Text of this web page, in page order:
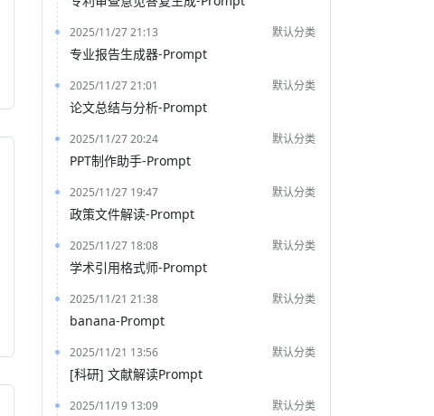
2025/11/27 21:13 默认分类
专业报告生成器-Prompt
2025/11/27 21:01 默认分类
论文总结与分析-Prompt
2025/11/27 20:24 默认分类
PPT制作助手-Prompt
2025/11/27 19:47 默认分类
政策文件解读-Prompt
2025/11/27 18:08 默认分类
学术引用格式师-Prompt
2025/11/21 21:38 默认分类
banana-Prompt
2025/11/21 13:56 默认分类
[科研] 文献解读Prompt
2025/11/19 13:09 默认分类